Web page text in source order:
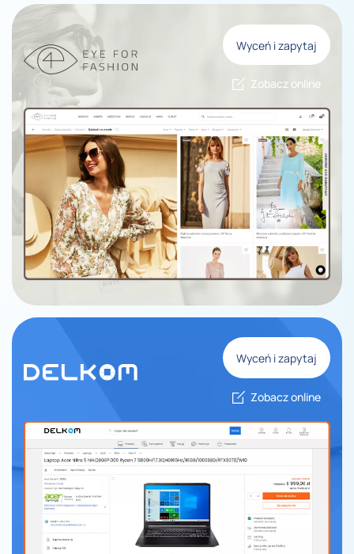
Wyceń i zapytaj
Zobacz online
Wyceń i zapytaj
Zobacz online